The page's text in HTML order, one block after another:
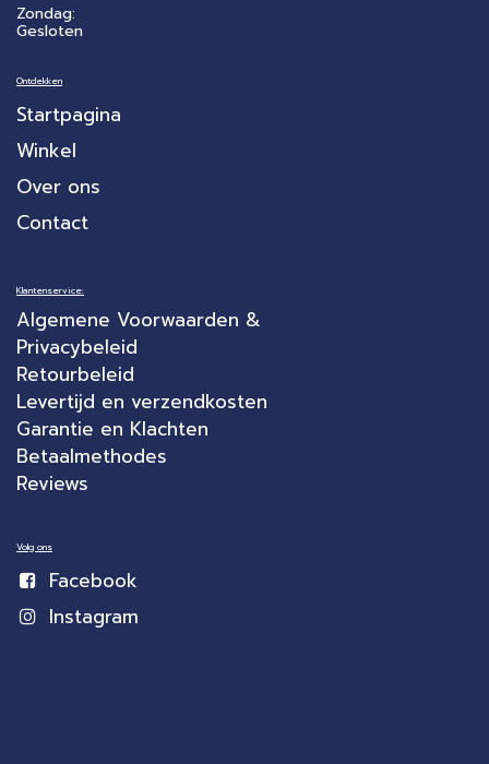
Zondag:
Gesloten
Ontdekken
Startpagina
Winkel
Over ons
Contact
Klantenservice:
Algemene Voorwaarden &
Privacybeleid
Retourbeleid
Levertijd en verzendkosten
Garantie en Klachten
Betaalmethodes
Reviews
Volg ons
Facebook
Instagram